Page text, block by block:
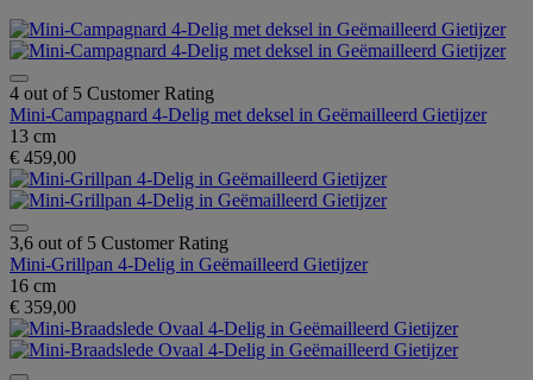
4 out of 5 Customer Rating
Mini-Campagnard 4-Delig met deksel in Geëmailleerd Gietijzer
13 cm
€ 459,00
3,6 out of 5 Customer Rating
Mini-Grillpan 4-Delig in Geëmailleerd Gietijzer
16 cm
€ 359,00